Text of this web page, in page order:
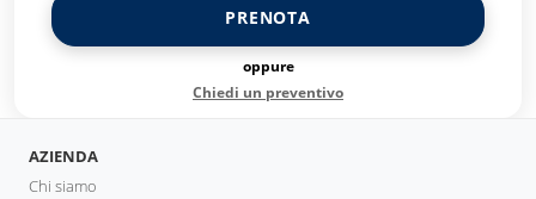
PRENOTA
oppure
Chiedi un preventivo
AZIENDA
Chi siamo